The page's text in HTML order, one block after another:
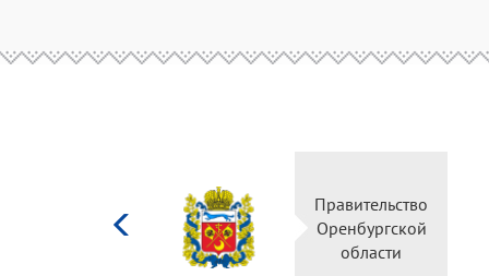
Министерство
культуры
Российской
федерации